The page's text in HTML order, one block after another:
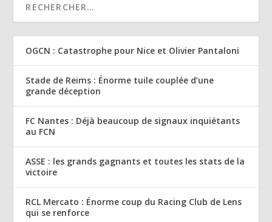
OGCN : Catastrophe pour Nice et Olivier Pantaloni
Stade de Reims : Énorme tuile couplée d’une
grande déception
FC Nantes : Déjà beaucoup de signaux inquiétants
au FCN
ASSE : les grands gagnants et toutes les stats de la
victoire
RCL Mercato : Énorme coup du Racing Club de Lens
qui se renforce